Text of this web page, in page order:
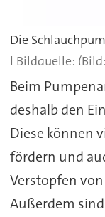
Beim
deshalb den
Diese können
fördern und
Verstopfen
Außerdem